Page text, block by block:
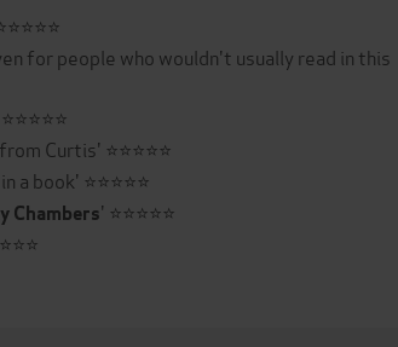
for people who wouldn't usually read in this
Curtis' ⭐⭐⭐⭐⭐
in a book' ⭐⭐⭐⭐⭐
Chambers' ⭐⭐⭐⭐⭐